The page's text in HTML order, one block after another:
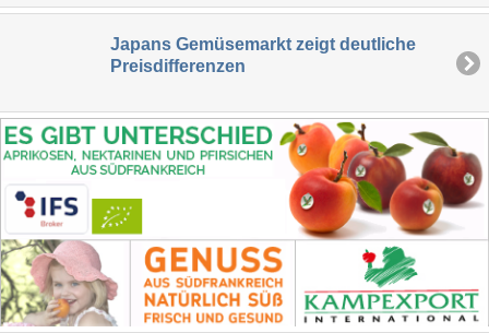
Japans Gemüsemarkt zeigt deutliche
Preisdifferenzen